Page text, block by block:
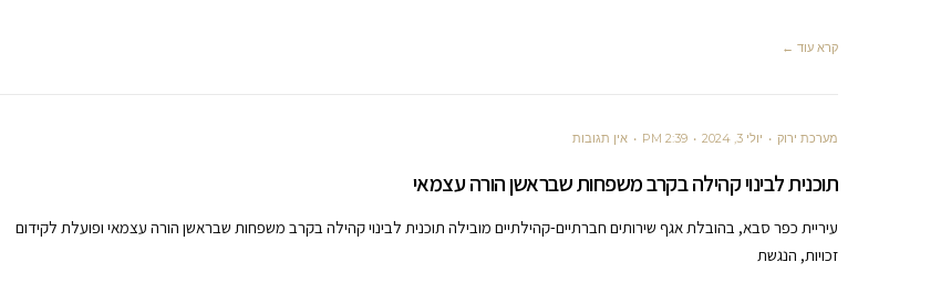
קרא עוד ←
מערכת ירוק יולי 3, 2024 2:39 PM אין תגובות
תוכנית לבינוי קהילה בקרב משפחות שבראשן הורה עצמאי
עיריית כפר סבא, בהובלת אגף שירותים חברתיים-קהילתיים מובילה תוכנית לבינוי קהילה בקרב משפחות שבראשן הורה עצמאי ופועלת לקידום
זכויות, הנגשת